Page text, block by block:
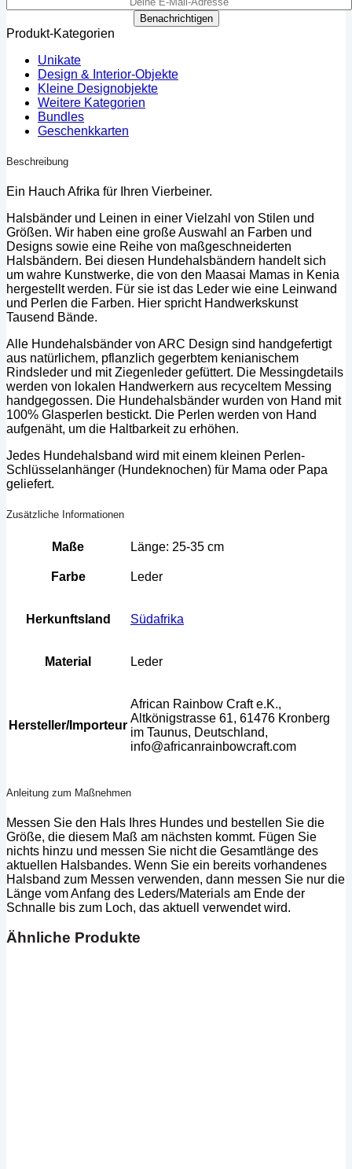
Benachrichtigen
Produkt-Kategorien
Unikate
Design & Interior-Objekte
Kleine Designobjekte
Weitere Kategorien
Bundles
Geschenkkarten
Beschreibung
Ein Hauch Afrika für Ihren Vierbeiner.
Halsbänder und Leinen in einer Vielzahl von Stilen und
Größen. Wir haben eine große Auswahl an Farben und
Designs sowie eine Reihe von maßgeschneiderten
Halsbändern. Bei diesen Hundehalsbändern handelt sich
um wahre Kunstwerke, die von den Maasai Mamas in Kenia
hergestellt werden. Für sie ist das Leder wie eine Leinwand
und Perlen die Farben. Hier spricht Handwerkskunst
Tausend Bände.
Alle Hundehalsbänder von ARC Design sind handgefertigt
aus natürlichem, pflanzlich gegerbtem kenianischem
Rindsleder und mit Ziegenleder gefüttert. Die Messingdetails
werden von lokalen Handwerkern aus recyceltem Messing
handgegossen. Die Hundehalsbänder wurden von Hand mit
100% Glasperlen bestickt. Die Perlen werden von Hand
aufgenäht, um die Haltbarkeit zu erhöhen.
Jedes Hundehalsband wird mit einem kleinen Perlen-
Schlüsselanhänger (Hundeknochen) für Mama oder Papa
geliefert.
Zusätzliche Informationen
Maße Länge: 25-35 cm
Farbe Leder
Herkunftsland Südafrika
Material Leder
Hersteller/Importeur
African Rainbow Craft e.K.,
Altkönigstrasse 61, 61476 Kronberg
im Taunus, Deutschland,
info@africanrainbowcraft.com
Anleitung zum Maßnehmen
Messen Sie den Hals Ihres Hundes und bestellen Sie die
Größe, die diesem Maß am nächsten kommt. Fügen Sie
nichts hinzu und messen Sie nicht die Gesamtlänge des
aktuellen Halsbandes. Wenn Sie ein bereits vorhandenes
Halsband zum Messen verwenden, dann messen Sie nur die
Länge vom Anfang des Leders/Materials am Ende der
Schnalle bis zum Loch, das aktuell verwendet wird.
Ähnliche Produkte